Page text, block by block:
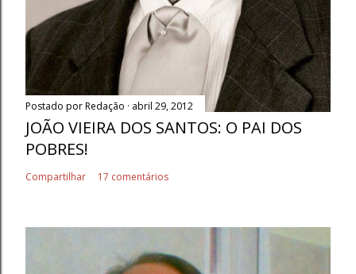
Postado porRedação abril 29, 2012
JOÃO VIEIRA DOS SANTOS: O PAI DOS
POBRES!
Compartilhar 17 comentários